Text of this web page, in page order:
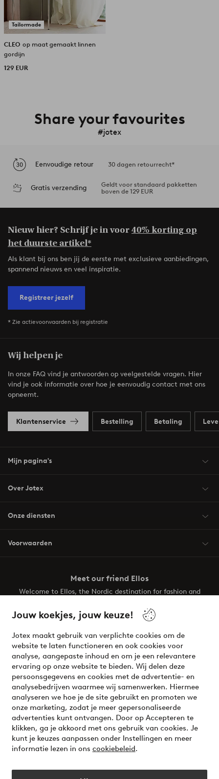
Jouw koekjes, jouw keuze!
Jotex maakt gebruik van verplichte cookies om de
website te laten functioneren en ook cookies voor
analyse, aangepaste inhoud en om je een relevantere
ervaring op onze website te bieden. Wij delen deze
persoonsgegevens en cookies met de advertentie- en
analysebedrijven waarmee wij samenwerken. Hiermee
analyseren we hoe je de site gebruikt en promoten we
onze marketing, zodat je meer gepersonaliseerde
advertenties kunt ontvangen. Door op Accepteren te
klikken, ga je akkoord met ons gebruik van cookies. Je
kunt je keuzes aanpassen onder Instellingen en meer
informatie lezen in ons cookiebeleid.
Tailormade
CLEO op maat gemaakt linnen
gordijn
129 EUR
Share your favourites
#jotex
Eenvoudige retour 30 dagen retourrecht*
Gratis verzending
Geldt voor standaard pakketten
boven de 129 EUR
Nieuw hier? Schrijf je in voor40% korting op
het duurste artikel*
Als klant bij ons ben jij de eerste met exclusieve aanbiedingen,
spannend nieuws en veel inspiratie.
Registreer jezelf
* Zie actievoorwaarden bij registratie
Wij helpen je
In onze FAQ vind je antwoorden op veelgestelde vragen. Hier
vind je ook informatie over hoe je eenvoudig contact met ons
opneemt.
Klantenservice Bestelling Betaling
Mijn pagina's
Over Jotex
Onze diensten
Voorwaarden
Meet our friend Ellos
Welcome to Ellos, the Nordic destination for fashion and
your wardrobe. Your next inspiring look is here!
Veilig betalen - Nu betalen of opsplitsen
Wil je meer weten over onze betaalopties?